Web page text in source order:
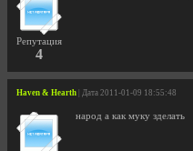
Репутация
4
Haven & Hearth | Дата 2011-01-09 18:55:48
народ а как муку зделать